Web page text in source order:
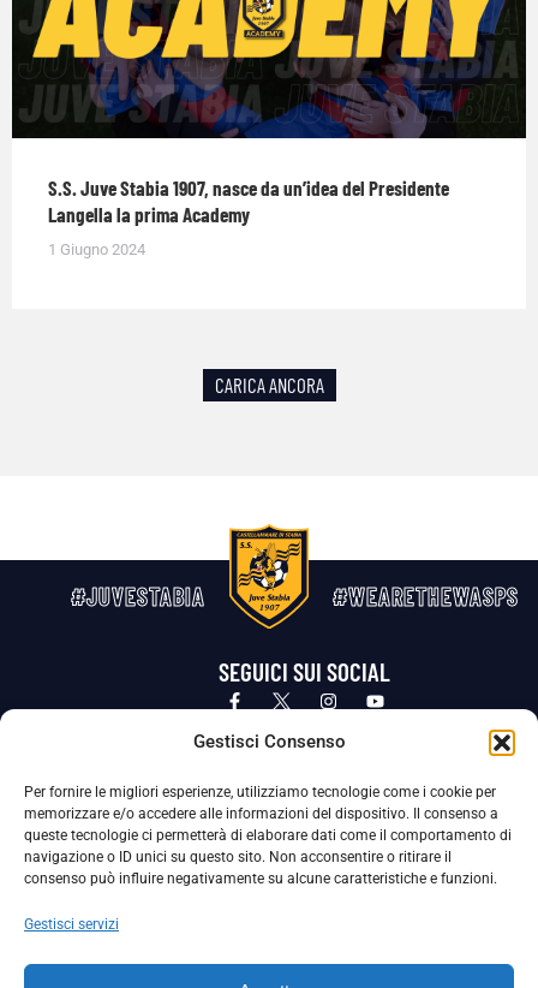
Gestisci Consenso
Per fornire le migliori esperienze, utilizziamo tecnologie come i cookie per
memorizzare e/o accedere alle informazioni del dispositivo. Il consenso a
queste tecnologie ci permetterà di elaborare dati come il comportamento di
navigazione o ID unici su questo sito. Non acconsentire o ritirare il
consenso può influire negativamente su alcune caratteristiche e funzioni.
Gestisci servizi
S.S. Juve Stabia 1907, nasce da un’idea del Presidente
Langella la prima Academy
1 Giugno 2024
CARICA ANCORA
#JUVESTABIA #WEARETHEWASPS
SEGUICI SUI SOCIAL
Privacy Policy Cookie Policy
La Società ha nominato il Responsabile della Protezione dei Dati Personali (DPO), figura specializzata che vigila sulle modalità
adottate dalla nostra Società per tutelare i Suoi dati personali.
Per contattare il DPO può scrivere a